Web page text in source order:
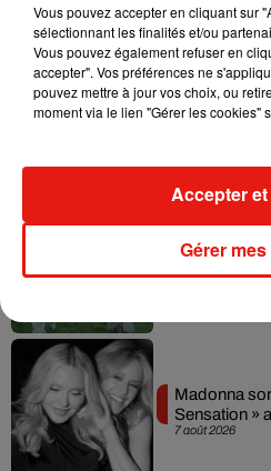
audition.C’est du jamais-
c’estincroyable»,ajoutait-elle,
Musique
7 août 2026
Julien Lieb
7 août 2026
Madonna
Sensation »
Vous pouvez accepter en cliquant sur
sélectionnant les finalités et/ou
Vous pouvez également refuser en
accepter". Vos préférences ne
pouvez mettre à jour vos choix, ou
moment via le lien "Gérer les cookies"
Gérer
Accepter